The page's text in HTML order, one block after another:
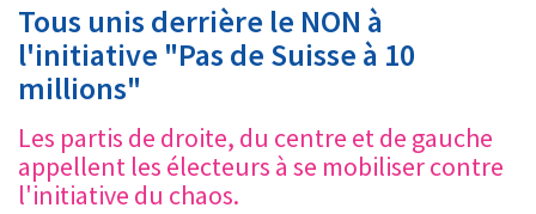
Tous unis derrière le NON à
l'initiative "Pas de Suisse à 10
millions"
Les partis de droite, du centre et de gauche
appellent les électeurs à se mobiliser contre
l'initiative du chaos.